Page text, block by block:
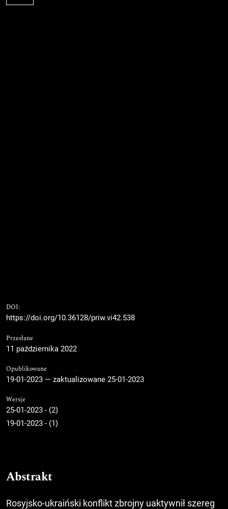
DOI:
https://doi.org/10.36128/priw.vi42.538
Przesłane
11 października 2022
Opublikowane
19-01-2023 — zaktualizowane 25-01-2023
Wersje
25-01-2023 - (2)
19-01-2023 - (1)
Abstrakt
Rosyjsko-ukraiński konflikt zbrojny uaktywnił szereg